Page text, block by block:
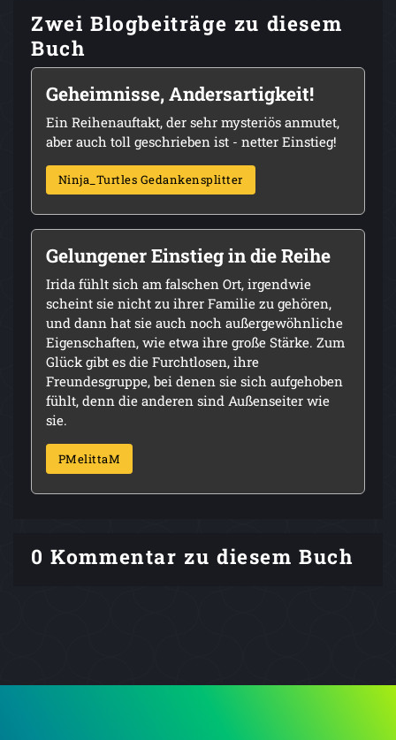
Zwei Blogbeiträge zu diesem
Buch
Geheimnisse, Andersartigkeit!
Ein Reihenauftakt, der sehr mysteriös anmutet,
aber auch toll geschrieben ist - netter Einstieg!
Ninja_Turtles Gedankensplitter
Gelungener Einstieg in die Reihe
Irida fühlt sich am falschen Ort, irgendwie
scheint sie nicht zu ihrer Familie zu gehören,
und dann hat sie auch noch außergewöhnliche
Eigenschaften, wie etwa ihre große Stärke. Zum
Glück gibt es die Furchtlosen, ihre
Freundesgruppe, bei denen sie sich aufgehoben
fühlt, denn die anderen sind Außenseiter wie
sie.
PMelittaM
0 Kommentar zu diesem Buch